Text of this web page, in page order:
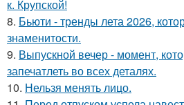
к. Крупской!
8. Бьюти - тренды лета 2026,
знаменитости.
9. Выпускной вечер - момент,
запечатлеть во всех деталях.
10. Нельзя менять лицо.